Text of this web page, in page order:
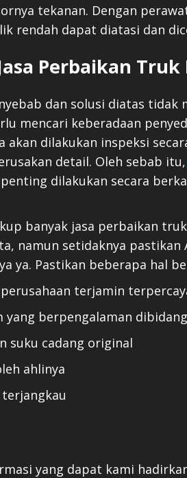
tekanan. Dengan
rendah dapat diatasi dan
Perbaikan
dan solusi diatas tidak
mencari keberadaan
akan dilakukan inspeksi
detail. Oleh sebab itu,
dilakukan secara
banyak jasa perbaikan
namun setidaknya pastikan
ya. Pastikan beberapa hal
terjamin
yang berpengalaman
suku cadang original
ahlinya
terjangkau
yang dapat kami